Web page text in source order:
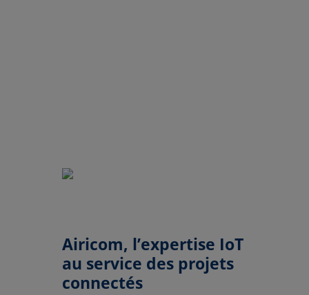
Airicom, l’expertise IoT
au service des projets
connectés